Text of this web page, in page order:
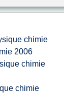
chimie
2006
chimie
chimie